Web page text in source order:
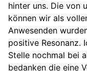
hinter uns. Die von
können wir als
Anwesenden
positive Resonanz.
Stelle nochmal bei
bedanken die eine